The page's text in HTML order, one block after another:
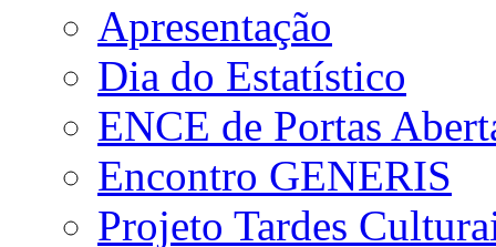
Apresentação
Dia do Estatístico
ENCE de Portas
Encontro GENERIS
Projeto Tardes